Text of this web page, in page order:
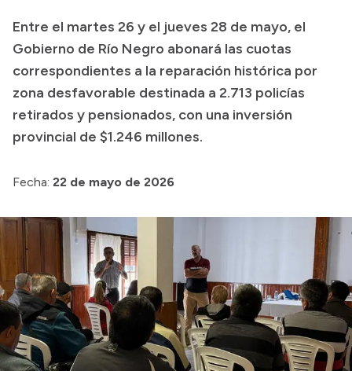
Presupuesto
Boletín Oficial
Compras y licitaciones
Consulta de expedientes
Consulta de pago a proveedores
Login
Entre el martes 26 y el jueves 28 de mayo, el
Gobierno de Río Negro abonará las cuotas
correspondientes a la reparación histórica por
zona desfavorable destinada a 2.713 policías
retirados y pensionados, con una inversión
provincial de $1.246 millones.
Fecha: 22 de mayo de 2026